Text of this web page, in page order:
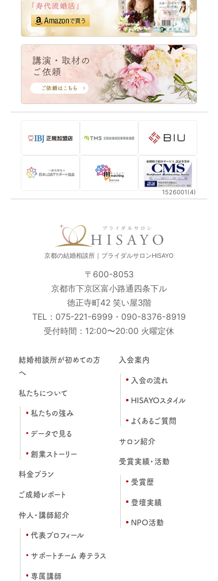
1526001(4)
京都の結婚相談所｜ブライダルサロンHISAYO
〒600-8053
京都市下京区富小路通四条下ル
徳正寺町42 笑い屋3階
TEL： 075-221-6999 ・ 090-8376-8919
受付時間：12:00〜20:00 火曜定休
結婚相談所が初めての方
へ
私たちについて
私たちの強み
データで見る
創業ストーリー
料金プラン
ご成婚レポート
仲人・講師紹介
代表プロフィール
サポートチーム 寿テラス
専属講師
入会案内
入会の流れ
HISAYOスタイル
よくあるご質問
サロン紹介
受賞実績・活動
受賞歴
登壇実績
NPO活動